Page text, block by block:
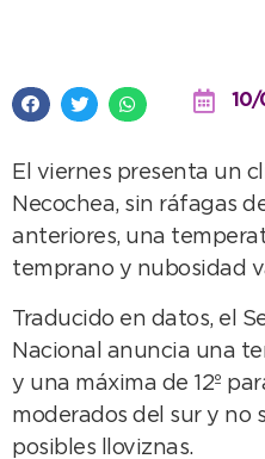
10/
El viernes presenta un
Necochea, sin ráfagas
anteriores, una
temprano y nubosidad
Traducido en datos, el
Nacional anuncia una
y una máxima de 12º
moderados del sur y no
posibles lloviznas.